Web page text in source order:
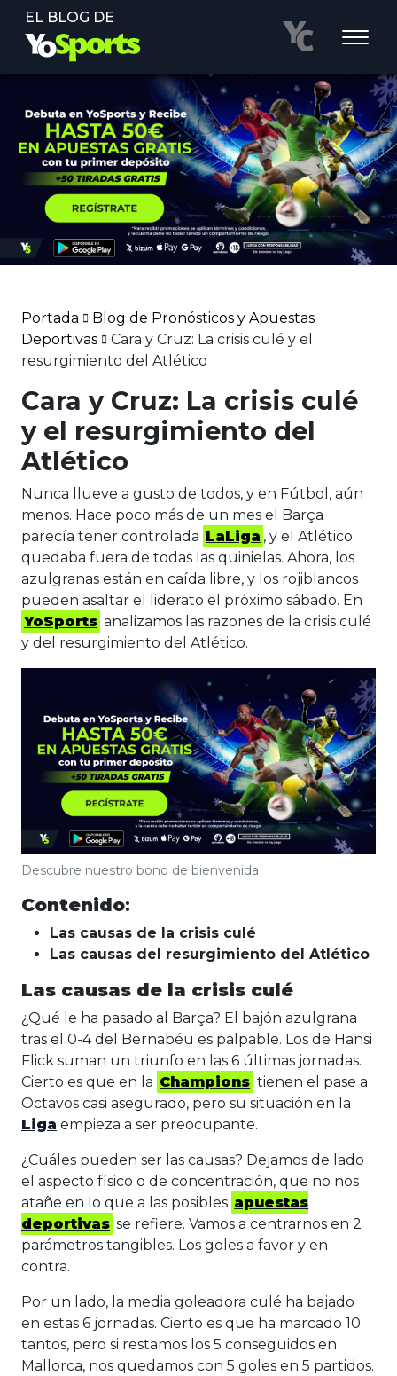
EL BLOG DE
Portada
Blog de Pronósticos y Apuestas
Deportivas
Cara y Cruz: La crisis culé y el
resurgimiento del Atlético
Cara y Cruz: La crisis culé
y el resurgimiento del
Atlético
Nunca llueve a gusto de todos, y en Fútbol, aún
menos. Hace poco más de un mes el Barça
parecía tener controlada LaLiga , y el Atlético
quedaba fuera de todas las quinielas. Ahora, los
azulgranas están en caída libre, y los rojiblancos
pueden asaltar el liderato el próximo sábado. En
YoSports analizamos las razones de la crisis culé
y del resurgimiento del Atlético.
Descubre nuestro bono de bienvenida
Contenido:
Las causas de la crisis culé
Las causas del resurgimiento del Atlético
Las causas de la crisis culé
¿Qué le ha pasado al Barça? El bajón azulgrana
tras el 0-4 del Bernabéu es palpable. Los de Hansi
Flick suman un triunfo en las 6 últimas jornadas.
Cierto es que en la Champions tienen el pase a
Octavos casi asegurado, pero su situación en la
Liga empieza a ser preocupante.
¿Cuáles pueden ser las causas? Dejamos de lado
el aspecto físico o de concentración, que no nos
atañe en lo que a las posibles apuestas
deportivas se refiere. Vamos a centrarnos en 2
parámetros tangibles. Los goles a favor y en
contra.
Por un lado, la media goleadora culé ha bajado
en estas 6 jornadas. Cierto es que ha marcado 10
tantos, pero si restamos los 5 conseguidos en
Mallorca, nos quedamos con 5 goles en 5 partidos.